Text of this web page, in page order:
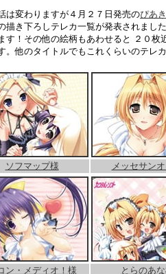
は変わりますが４月２７日発売のぴあ
描き下ろしテレカ一覧が発表されまし
す！その他の絵柄もあわせると ２０
。他のタイトルでもこれくらいのテ
ソフマップ様 メッセサン
ン・メディオ！様 とらのあ